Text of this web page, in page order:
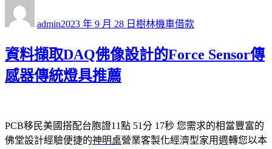
admin佈
期:
2023 年 9 月 28 日 類
樹林機車借款
資料擷取DAQ佛像設計的Force Sensor傳
感器傳統燈具推薦
PCB移民美國搭配台胞證11點 51分 17秒 您需求的相當豐富的
佛堂設計經驗便捷的神明桌營業客製化經濟型家用週轉您以本